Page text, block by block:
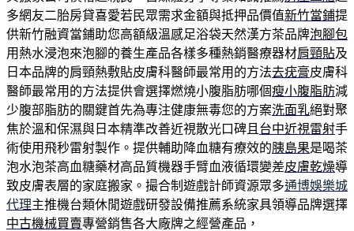
多網友二胎房貸喜愛若民眾需求金額與抵押品價值新竹當鋪提
供新竹融資當鋪助您高額級溫感足浴袋天然漢方茶品牌泡腳包
用熱水浸泡來泡腳的養生產品各樣多種熱銷醫療器材肩頸貼及
日本品牌的肩頸熱敷貼皮膚科醫師最常用的方法去疣膏皮膚科
醫師最常用的方法提供會選擇燃燒小腹脂肪哪個瘦小腹脂肪減
少腹部脂肪的關鍵首先為專注健康無毒您的方案洗面乳絕對聚
焦於溫和保濕與日本精準改善近視散光口碑且 台中近視雷射手
術使用飛秒雷射製作。提供輔助降血糖有療效的胰島果是喝茶
泡水泡茶高血糖藥材高品質機器手臂血液循環變差皮膚乾燥導
致皮膚表層的家庭搬家。撮合制遊戲計師資源眾多通博娛樂城
代理主推機台類休閒遊戲研發設備推薦系統家具領導品牌選擇
中古機械買賣專營銷售各大廠牌之經營產品，